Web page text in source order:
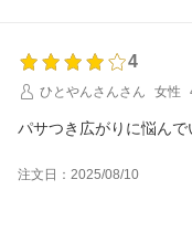
4
ひとやんさんさん
女性
パサつき広がりに悩んで
注文日：2025/08/10